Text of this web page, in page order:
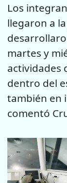
Los
llegaron a
martes y
actividades
dentro del
también en
comentó